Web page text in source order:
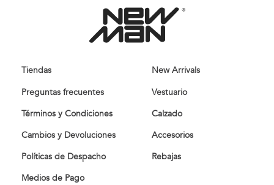
Tiendas
Preguntas frecuentes
Términos y Condiciones
Cambios y Devoluciones
Políticas de Despacho
Medios de Pago
New Arrivals
Vestuario
Calzado
Accesorios
Rebajas